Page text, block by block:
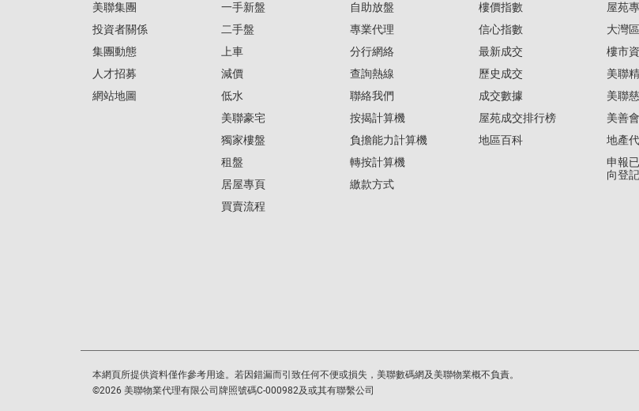
美聯集團
投資者關係
集團動態
人才招募
網站地圖
一手新盤
二手盤
上車
減價
低水
美聯豪宅
獨家樓盤
租盤
居屋專頁
買賣流程
自助放盤
專業代理
分行網絡
查詢熱線
聯絡我們
按揭計算機
負擔能力計算機
轉按計算機
繳款方式
樓價指數
信心指數
最新成交
歷史成交
成交數據
屋苑成交排行榜
地區百科
屋苑
大灣
樓市
美聯
美聯
美善會
地產
申報
向登記
本網頁所提供資料僅作參考用途。若因錯漏而引致任何不便或損失，美聯數碼網及美聯物業概不負責。
©2026 美聯物業代理有限公司牌照號碼C-000982及或其有聯繫公司